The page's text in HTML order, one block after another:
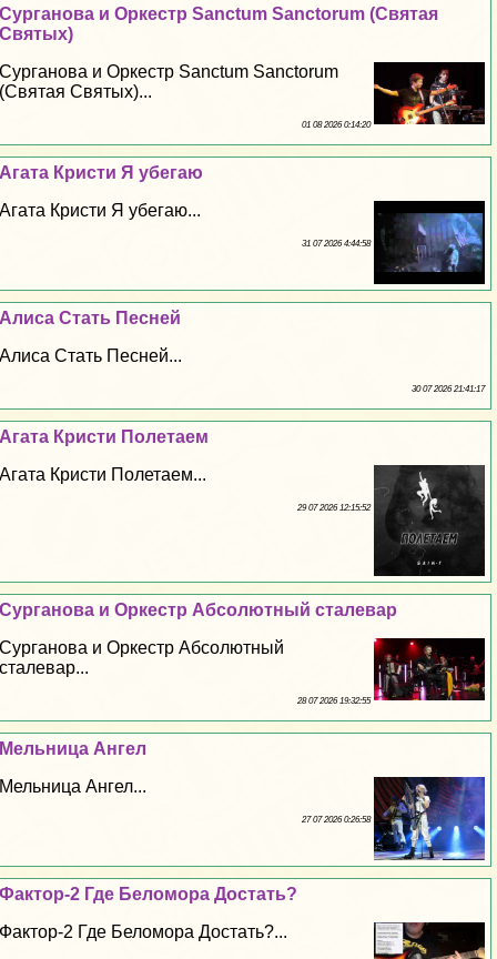
Сурганова и Оркестр Sanctum Sanctorum (Святая
Святых)
Сурганова и Оркестр Sanctum Sanctorum
(Святая Святых)...
01 08 2026 0:14:20
Агата Кристи Я убегаю
Агата Кристи Я убегаю...
31 07 2026 4:44:58
Алиса Стать Песней
Алиса Стать Песней...
30 07 2026 21:41:17
Агата Кристи Полетаем
Агата Кристи Полетаем...
29 07 2026 12:15:52
Сурганова и Оркестр Абсолютный сталевар
Сурганова и Оркестр Абсолютный
сталевар...
28 07 2026 19:32:55
Мельница Ангел
Мельница Ангел...
27 07 2026 0:26:58
Фактор-2 Где Беломора Достать?
Фактор-2 Где Беломора Достать?...